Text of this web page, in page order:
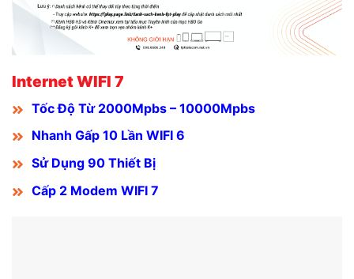
Internet WIFI 7
Tốc Độ Từ 2000Mpbs – 10000Mpbs
Nhanh Gấp 10 Lần WIFI 6
Sử Dụng 90 Thiết Bị
Cấp 2 Modem WIFI 7